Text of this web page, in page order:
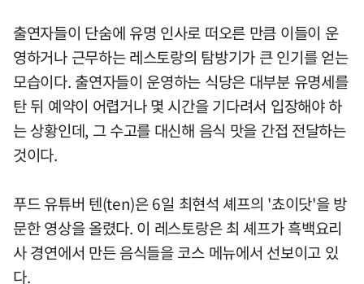
출연자들이 단숨에 유명 인사로 떠오른 만큼 이들이 운
영하거나 근무하는 레스토랑의 탐방기가 큰 인기를 얻는
모습이다. 출연자들이 운영하는 식당은 대부분 유명세를
탄 뒤 예약이 어렵거나 몇 시간을 기다려서 입장해야 하
는 상황인데, 그 수고를 대신해 음식 맛을 간접 전달하는
것이다.
푸드 유튜버 텐(ten)은 6일 최현석 셰프의 '쵸이닷'을 방
문한 영상을 올렸다. 이 레스토랑은 최 셰프가 흑백요리
사 경연에서 만든 음식들을 코스 메뉴에서 선보이고 있
다.